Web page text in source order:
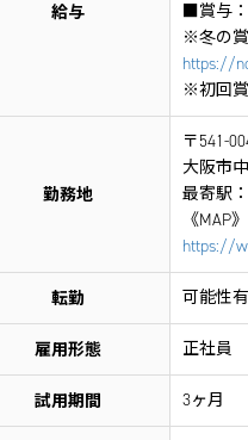
給与
■賞与
※冬の
https://
※初回賞
勤務地
〒541-
大阪市
最寄駅
《MAP》
https://
転勤 可能性
雇用形態 正社員
試用期間 3ヶ月